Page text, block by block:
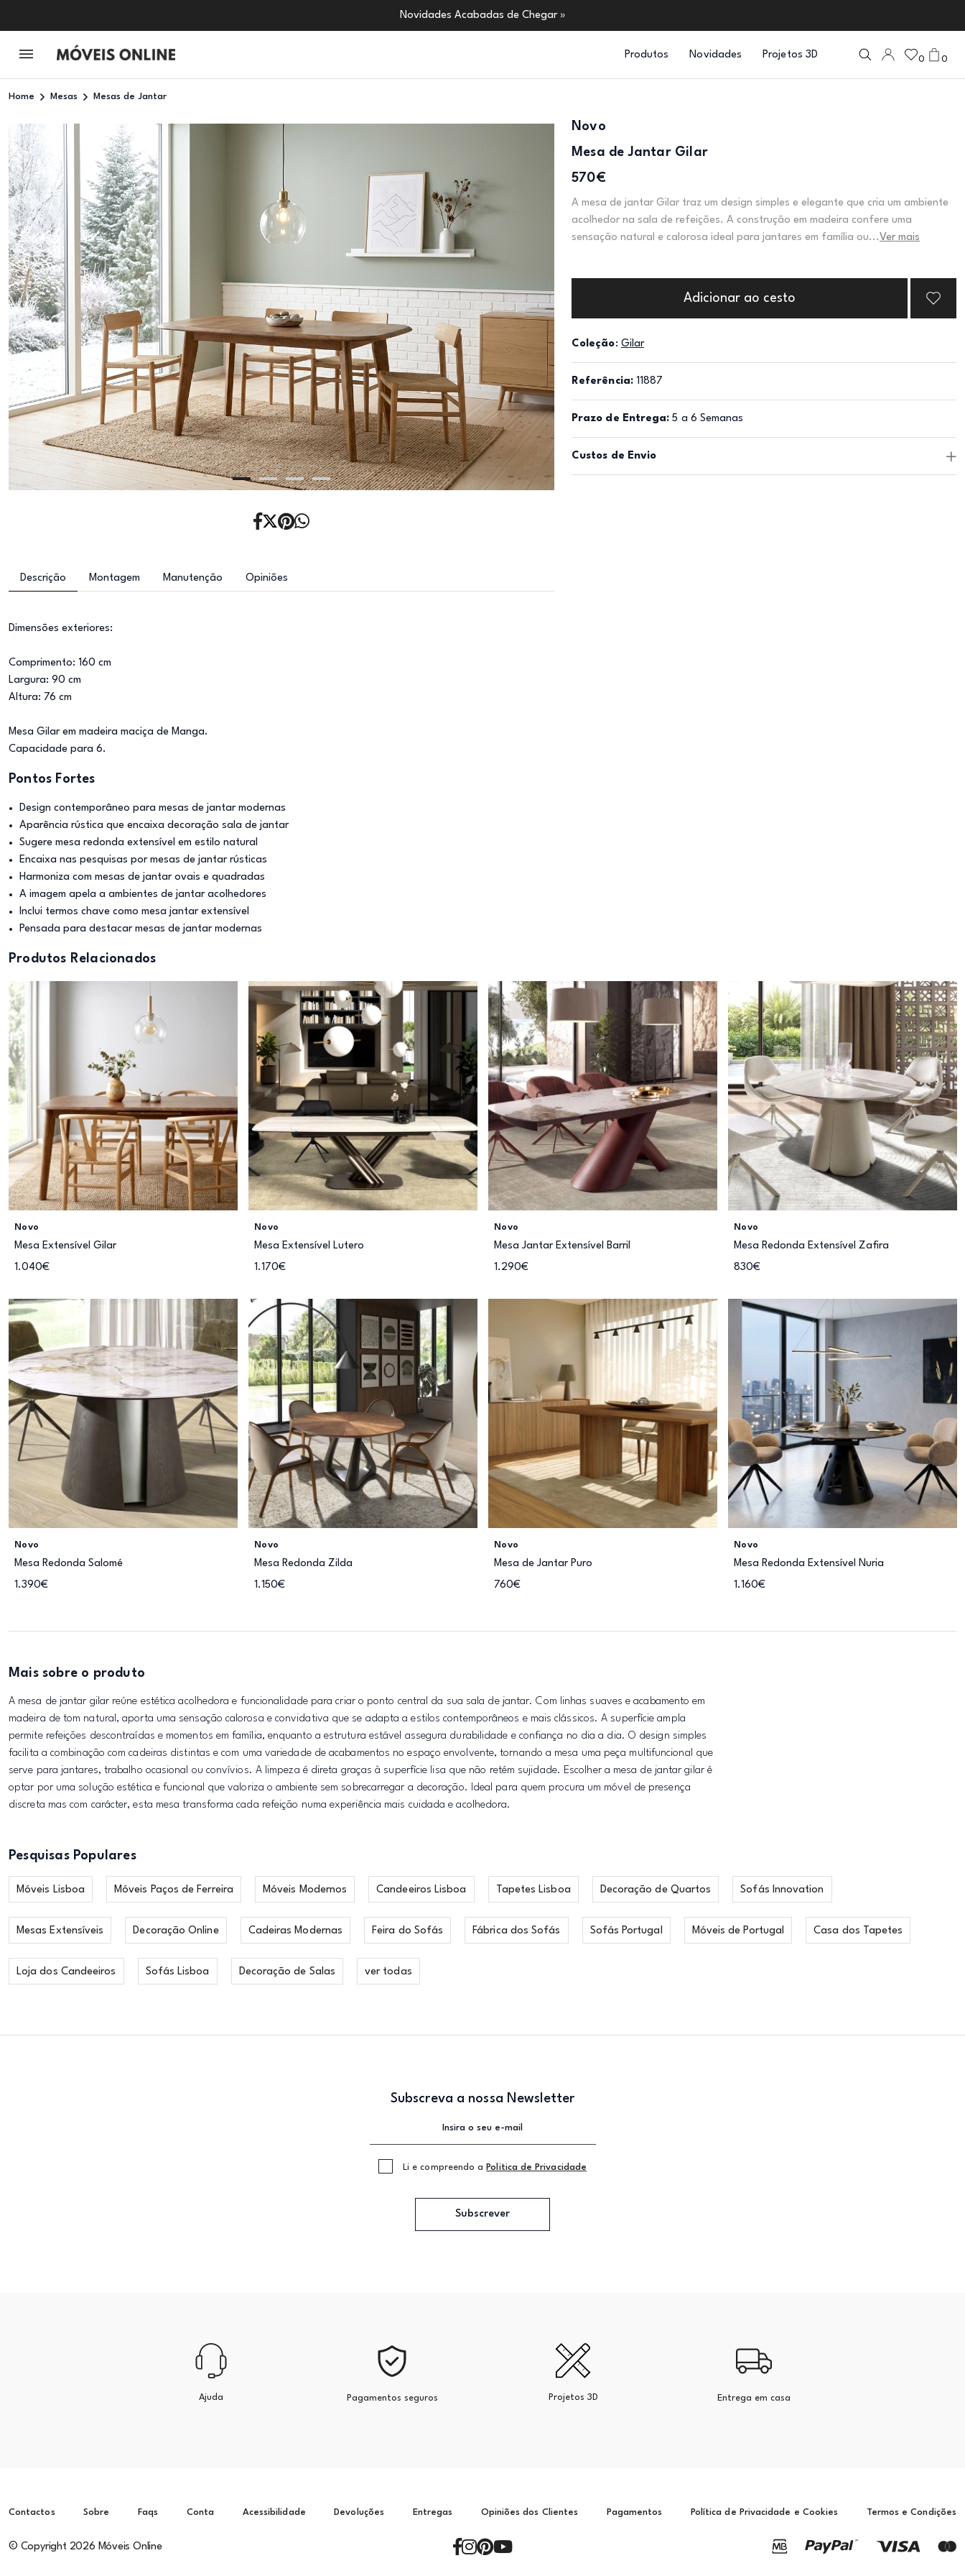
Novidades Acabadas de Chegar »
Produtos Novidades Projetos 3D 0 0
Home Mesas Mesas de Jantar
Novo
Mesa de Jantar Gilar
570€
A mesa de jantar Gilar traz um design simples e elegante que cria um ambiente
acolhedor na sala de refeições. A construção em madeira confere uma
sensação natural e calorosa ideal para jantares em família ou... Ver mais
Adicionar ao cesto
Coleção: Gilar
Referência: 11887
Prazo de Entrega: 5 a 6 Semanas
Custos de Envio
Descrição Montagem Manutenção Opiniões
Dimensões exteriores:
Comprimento: 160 cm
Largura: 90 cm
Altura: 76 cm
Mesa Gilar em madeira maciça de Manga.
Capacidade para 6.
Pontos Fortes
Design contemporâneo para mesas de jantar modernas
Aparência rústica que encaixa decoração sala de jantar
Sugere mesa redonda extensível em estilo natural
Encaixa nas pesquisas por mesas de jantar rústicas
Harmoniza com mesas de jantar ovais e quadradas
A imagem apela a ambientes de jantar acolhedores
Inclui termos chave como mesa jantar extensível
Pensada para destacar mesas de jantar modernas
Produtos Relacionados
Novo
Mesa Extensível Gilar
1.040€
Novo
Mesa Extensível Lutero
1.170€
Novo
Mesa Jantar Extensível Barril
1.290€
Novo
Mesa Redonda Extensível Zafira
830€
Novo
Mesa Redonda Salomé
1.390€
Novo
Mesa Redonda Zilda
1.150€
Novo
Mesa de Jantar Puro
760€
Novo
Mesa Redonda Extensível Nuria
1.160€
Mais sobre o produto
A mesa de jantar gilar reúne estética acolhedora e funcionalidade para criar o ponto central da sua sala de jantar. Com linhas suaves e acabamento em
madeira de tom natural, aporta uma sensação calorosa e convidativa que se adapta a estilos contemporâneos e mais clássicos. A superfície ampla
permite refeições descontraídas e momentos em família, enquanto a estrutura estável assegura durabilidade e confiança no dia a dia. O design simples
facilita a combinação com cadeiras distintas e com uma variedade de acabamentos no espaço envolvente, tornando a mesa uma peça multifuncional que
serve para jantares, trabalho ocasional ou convívios. A limpeza é direta graças à superfície lisa que não retém sujidade. Escolher a mesa de jantar gilar é
optar por uma solução estética e funcional que valoriza o ambiente sem sobrecarregar a decoração. Ideal para quem procura um móvel de presença
discreta mas com carácter, esta mesa transforma cada refeição numa experiência mais cuidada e acolhedora.
Pesquisas Populares
Móveis Lisboa Móveis Paços de Ferreira Móveis Modernos Candeeiros Lisboa Tapetes Lisboa Decoração de Quartos Sofás Innovation
Mesas Extensíveis Decoração Online Cadeiras Modernas Feira do Sofás Fábrica dos Sofás Sofás Portugal Móveis de Portugal Casa dos Tapetes
Loja dos Candeeiros Sofás Lisboa Decoração de Salas ver todas
Subscreva a nossa Newsletter
Li e compreendo a Politica de Privacidade
Subscrever
Ajuda Pagamentos seguros Projetos 3D Entrega em casa
Contactos Sobre Faqs Conta Acessibilidade Devoluções Entregas Opiniões dos Clientes Pagamentos Política de Privacidade e Cookies Termos e Condições
© Copyright 2026 Móveis Online